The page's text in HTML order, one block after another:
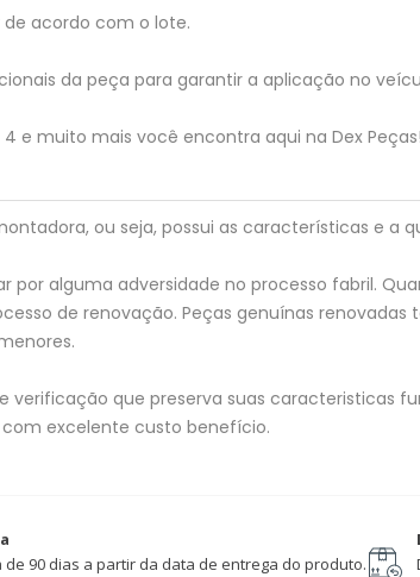
acordo com o lote.
da peça para garantir a aplicação no
e muito mais você encontra aqui na Dex Peças!
ou seja, possui as características e a
alguma adversidade no processo fabril.
de renovação. Peças genuínas
verificação que preserva suas caracteristicas
excelente custo benefício.
de 90 dias a partir da data de entrega do produto.